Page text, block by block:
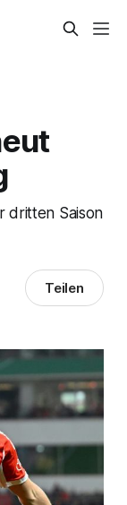
dritten Saison
Teilen